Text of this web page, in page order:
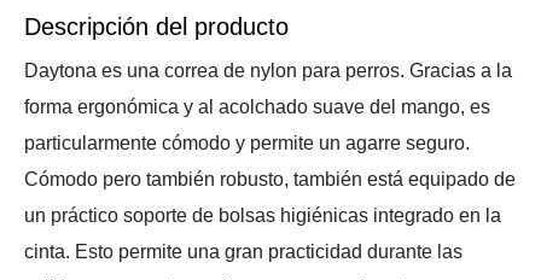
Descripción del producto
Daytona es una correa de nylon para perros. Gracias a la
forma ergonómica y al acolchado suave del mango, es
particularmente cómodo y permite un agarre seguro.
Cómodo pero también robusto, también está equipado de
un práctico soporte de bolsas higiénicas integrado en la
cinta. Esto permite una gran practicidad durante las